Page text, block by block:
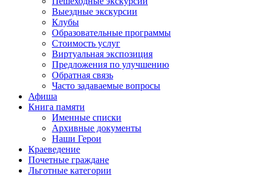
Выездные экскурсии
Клубы
Образовательные программы
Стоимость услуг
Виртуальная экспозиция
Предложения по улучшению
Обратная связь
Часто задаваемые вопросы
Афиша
Книга памяти
Именные списки
Архивные документы
Наши Герои
Краеведение
Почетные граждане
Льготные категории